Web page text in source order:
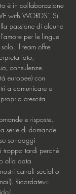
è in collaborazione
with WORDS”. Si
passione di alcune
per le lingue
Il team offre
consulenze
europee) con
a comunicare e
crescita
e risposte.
serie di domande
sondaggi
troppo tardi perché
alla data
canali social o
Ricordatevi: